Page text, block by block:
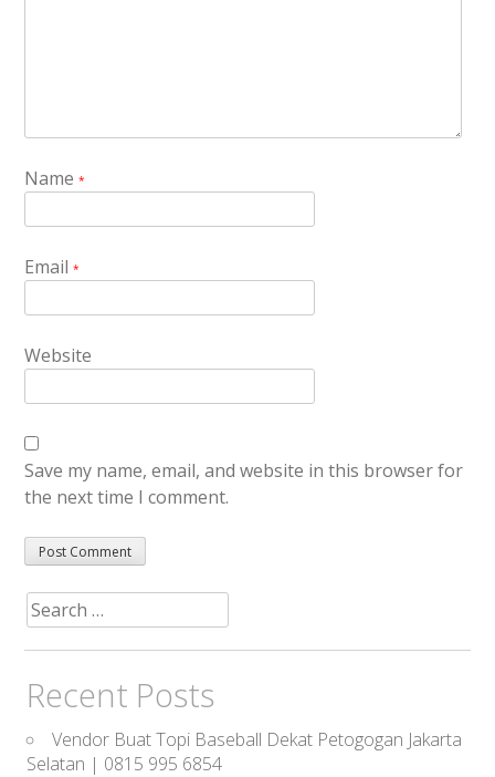
Name*
Email*
Website
Save my name, email, and website in this browser for
the next time I comment.
Search
for:
Recent Posts
Vendor Buat Topi Baseball Dekat Petogogan Jakarta
Selatan | 0815 995 6854